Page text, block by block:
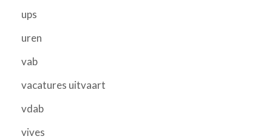
ups
uren
vab
vacatures uitvaart
vdab
vives